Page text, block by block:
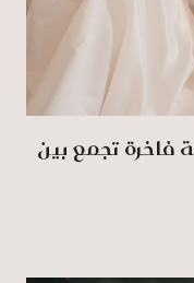
فاخرة تجمع بين